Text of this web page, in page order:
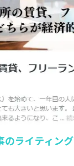
のライティング